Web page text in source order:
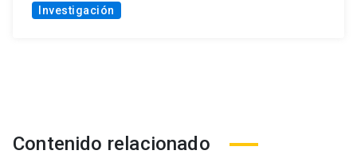
Investigación
Contenido relacionado